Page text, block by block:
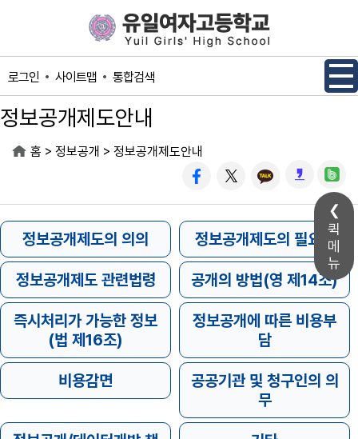
퀵
메
뉴
로그인 사이트맵 통합검색
정보공개제도안내
홈 > 정보공개 > 정보공개제도안내